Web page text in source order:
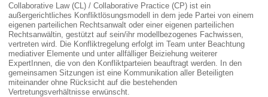
Collaborative Law (CL) / Collaborative Practice (CP) ist ein
außergerichtliches Konfliktlösungsmodell in dem jede Partei von einem
eigenen parteilichen Rechtsanwalt oder einer eigenen parteilichen
Rechtsanwältin, gestützt auf sein/ihr modellbezogenes Fachwissen,
vertreten wird. Die Konfliktregelung erfolgt im Team unter Beachtung
mediativer Elemente und unter allfälliger Beiziehung weiterer
ExpertInnen, die von den Konfliktparteien beauftragt werden. In den
gemeinsamen Sitzungen ist eine Kommunikation aller Beteiligten
miteinander ohne Rücksicht auf die bestehenden
Vertretungsverhältnisse erwünscht.